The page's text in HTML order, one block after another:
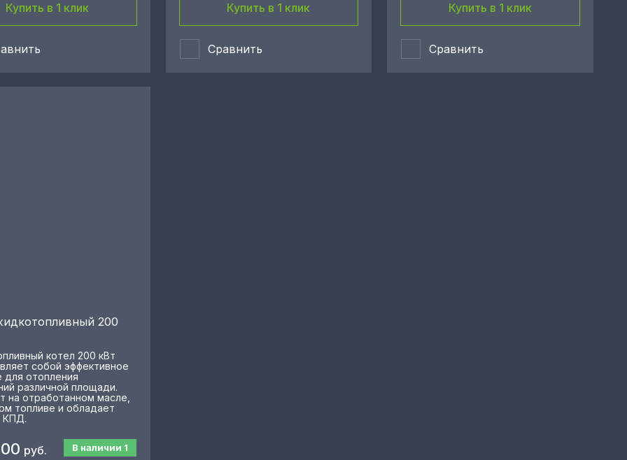
Купить в 1 клик Купить в 1 клик
Сравнить
Купить в 1 клик
Сравнить
200
котел 200 кВт
собой эффективное
для отопления
различной площади.
на отработанном масле,
топливе и обладает
КПД.
В наличии 1
руб.